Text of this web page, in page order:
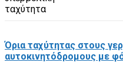
Όρια ταχύτητας στους
αυτοκινητόδρομους με